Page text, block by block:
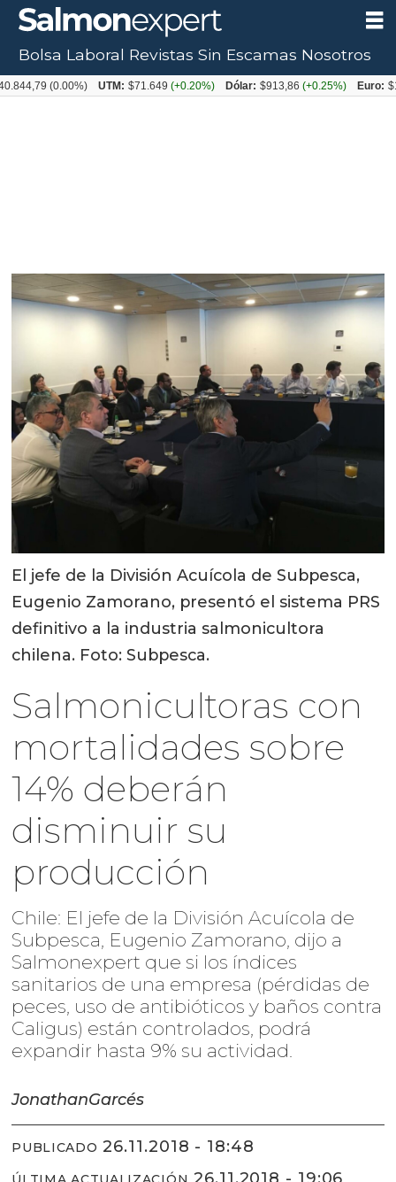
El jefe de la División Acuícola de Subpesca,
Eugenio Zamorano, presentó el sistema PRS
definitivo a la industria salmonicultora
chilena. Foto: Subpesca.
Salmonicultoras con
mortalidades sobre
14% deberán
disminuir su
producción
Chile: El jefe de la División Acuícola de
Subpesca, Eugenio Zamorano, dijo a
Salmonexpert que si los índices
sanitarios de una empresa (pérdidas de
peces, uso de antibióticos y baños contra
Caligus) están controlados, podrá
expandir hasta 9% su actividad.
JonathanGarcés
PUBLICADO 26.11.2018 - 18:48
Bolsa Laboral Revistas Sin Escamas Nosotros
(0.00%) UTM: $71.649(+0.20%) Dólar: $913,86(+0.25%) Euro: $1053,08